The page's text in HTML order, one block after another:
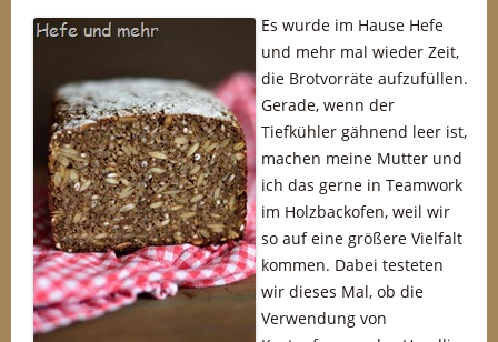
Es wurde im Hause Hefe
und mehr mal wieder Zeit,
die Brotvorräte aufzufüllen.
Gerade, wenn der
Tiefkühler gähnend leer ist,
machen meine Mutter und
ich das gerne in Teamwork
im Holzbackofen, weil wir
so auf eine größere Vielfalt
kommen. Dabei testeten
wir dieses Mal, ob die
Verwendung von